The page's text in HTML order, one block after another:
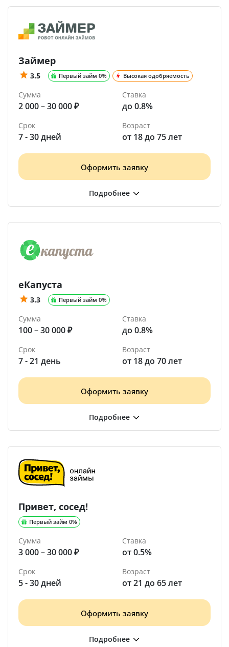
Займер
3.5 Первый займ 0% Высокая одобряемость
Сумма
2 000 – 30 000 ₽
Ставка
до 0.8%
Срок
7 - 30 дней
Возраст
от 18 до 75 лет
Оформить заявку
еКапуста
3.3 Первый займ 0%
Сумма
100 – 30 000 ₽
Ставка
до 0.8%
Срок
7 - 21 день
Возраст
от 18 до 70 лет
Оформить заявку
Привет, сосед!
Первый займ 0%
Сумма
3 000 – 30 000 ₽
Ставка
от 0.5%
Срок
5 - 30 дней
Возраст
от 21 до 65 лет
Оформить заявку